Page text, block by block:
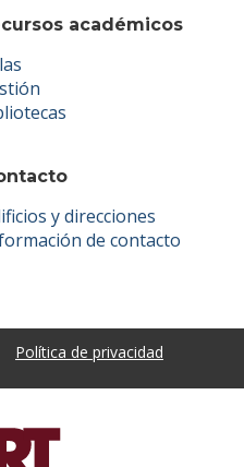
académicos
y direcciones
de contacto
Política de privacidad